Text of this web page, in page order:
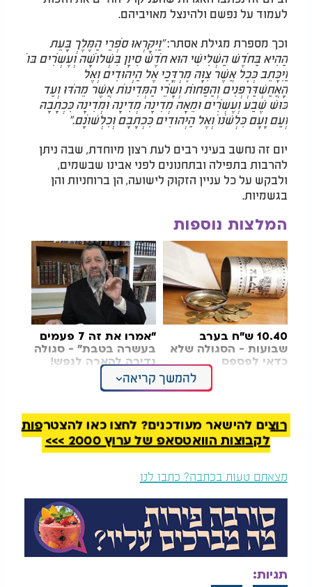
לעמוד על נפשם ולהינצל מאויביהם.
וכך מספרת מגילת אסתר:"וַיִּקָּרְאוּ סֹפְרֵי הַמֶּלֶךְ בָּעֵת
הַהִיא בַּחֹדֶשׁ הַשְּׁלִישִׁי הוּא חֹדֶשׁ סִיוָן בִּשְׁלוֹשָׁה וְעֶשְׂרִים בּוֹ
וַיִּכָּתֵב כְּכׇל אֲשֶׁר צִוָּה מׇרְדֳּכַי אֶל הַיְּהוּדִים וְאֶל
הָאֲחַשְׁדַּרְפְּנִים וְהַפַּחוֹת וְשָׂרֵי הַמְּדִינוֹת אֲשֶׁר מֵהֹדּוּ וְעַד
כּוּשׁ שֶׁבַע וְעֶשְׂרִים וּמֵאָה מְדִינָה מְדִינָה וּמְדִינָה כִּכְתָבָהּ
וְעַם וָעָם כִּלְשֹׁנוֹ וְאֶל הַיְּהוּדִים כִּכְתָבָם וְכִלְשׁוֹנָם."
יום זה נחשב בעיני רבים לעת רצון מיוחדת, שבה ניתן
להרבות בתפילה ובתחנונים לפני אבינו שבשמים,
ולבקש על כל עניין הזקוק לישועה, הן ברוחניות והן
בגשמיות.
המלצות נוספות
10.40 ש״ח בערב
שבועות - הסגולה שלא
כדאי לפספס
"אמרו את זה 7 פעמים
בעשרה בטבת" - סגולה
נדירה להארה לנפש!
גם כ"ק הרבי מליובאוויטש הפליג במעלתו של יום זה
בספרים את כל הברכות והישועות בכל המצטרך לנו
בתוך כלל ישראל ולחתום בטבעת המלך ומה שנחתם
בטבעת המלך אין להשיב"
לאור הדברים, רבים נוהגים ביום זה לערוך סדר תפילה
מיוחד:
להדליק נר לכבוד מרדכי ואסתר.
לקרוא את פרק כ"ב בתהילים.
לאחר מכן לכתוב על דף את כל הבקשות, המשאלות והישועות
להמשך קריאה
רוצים להישאר מעודכנים? לחצו כאן להצטרפות
לקבוצות הוואטסאפ של ערוץ 2000 >>>
מצאתם טעות בכתבה? כתבו לנו
תגיות: